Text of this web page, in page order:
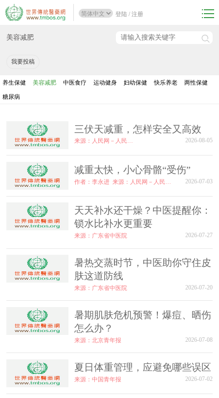
登陆 / 注册
美容减肥
我要投稿
养生保健 美容减肥 中医食疗 运动健身 妇幼保健 快乐养老 两性保健
糖尿病
三伏天减重，怎样安全又高效
来源：人民网－人民日报 2026-08-05
减重太快，小心骨骼“受伤”
作者：李永进 2026-07-03
天天补水还干燥？中医提醒你：
锁水比补水更重要
来源：广东省中医院 2026-07-27
暑热交蒸时节，中医助你守住皮
肤这道防线
来源：广东省中医院 2026-07-20
暑期肌肤危机预警！爆痘、晒伤
怎么办？
来源：北京青年报 2026-07-08
夏日体重管理，应避免哪些误区
来源：中国青年报 2026-07-02